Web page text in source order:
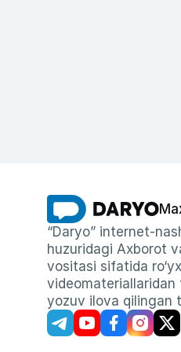
“Daryo” internet-
huzuridagi Axborot
vositasi sifatida
videomateriallaridan
yozuv ilova qilingan